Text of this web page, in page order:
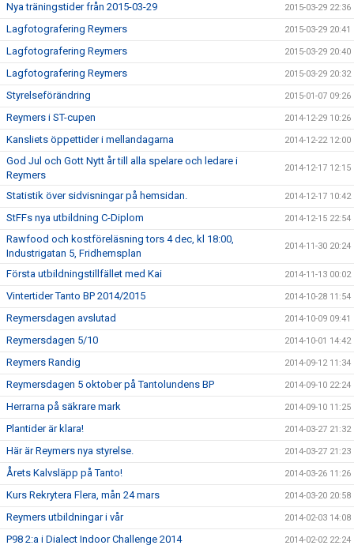
Nya träningstider från 2015-03-29 2015-03-29 22:36
Lagfotografering Reymers 2015-03-29 20:41
Lagfotografering Reymers 2015-03-29 20:40
Lagfotografering Reymers 2015-03-29 20:32
Styrelseförändring 2015-01-07 09:26
Reymers i ST-cupen 2014-12-29 10:26
Kansliets öppettider i mellandagarna 2014-12-22 12:00
God Jul och Gott Nytt år till alla spelare och ledare i
Reymers
2014-12-17 12:15
Statistik över sidvisningar på hemsidan. 2014-12-17 10:42
StFFs nya utbildning C-Diplom 2014-12-15 22:54
Rawfood och kostföreläsning tors 4 dec, kl 18:00,
Industrigatan 5, Fridhemsplan
2014-11-30 20:24
Första utbildningstillfället med Kai 2014-11-13 00:02
Vintertider Tanto BP 2014/2015 2014-10-28 11:54
Reymersdagen avslutad 2014-10-09 09:41
Reymersdagen 5/10 2014-10-01 14:42
Reymers Randig 2014-09-12 11:34
Reymersdagen 5 oktober på Tantolundens BP 2014-09-10 22:24
Herrarna på säkrare mark 2014-09-10 11:25
Plantider är klara! 2014-03-27 21:32
Här är Reymers nya styrelse. 2014-03-27 21:23
Årets Kalvsläpp på Tanto! 2014-03-26 11:26
Kurs Rekrytera Flera, mån 24 mars 2014-03-20 20:58
Reymers utbildningar i vår 2014-02-03 14:08
P98 2:a i Dialect Indoor Challenge 2014 2014-02-02 22:24